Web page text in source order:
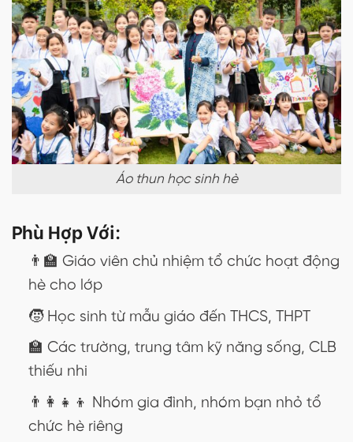
Áo thun học sinh hè
Phù Hợp Với:
👨‍🏫 Giáo viên chủ nhiệm tổ chức hoạt động
hè cho lớp
🧒 Học sinh từ mẫu giáo đến THCS, THPT
🏫 Các trường, trung tâm kỹ năng sống, CLB
thiếu nhi
👨‍👩‍👧‍👦 Nhóm gia đình, nhóm bạn nhỏ tổ
chức hè riêng